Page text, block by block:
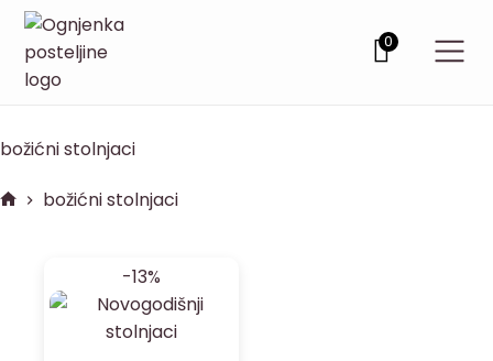
0
božićni stolnjaci
božićni stolnjaci
-13%